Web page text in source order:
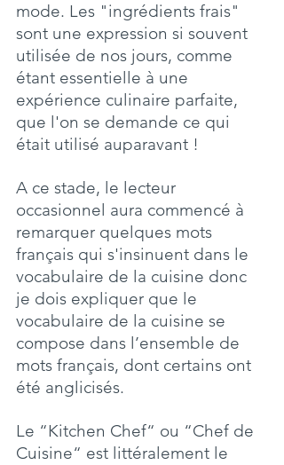
mode. Les "ingrédients frais"
sont une expression si souvent
utilisée de nos jours, comme
étant essentielle à une
expérience culinaire parfaite,
que l'on se demande ce qui
était utilisé auparavant !
A ce stade, le lecteur
occasionnel aura commencé à
remarquer quelques mots
français qui s'insinuent dans le
vocabulaire de la cuisine donc
je dois expliquer que le
vocabulaire de la cuisine se
compose dans l’ensemble de
mots français, dont certains ont
été anglicisés.
Le “Kitchen Chef“ ou “Chef de
Cuisine“ est littéralement le